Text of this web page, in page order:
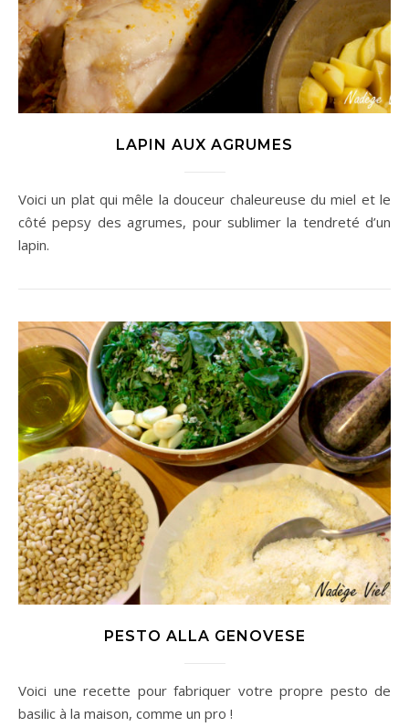
LAPIN AUX AGRUMES
Voici un plat qui mêle la douceur chaleureuse du miel et le
côté pepsy des agrumes, pour sublimer la tendreté d’un
lapin.
PESTO ALLA GENOVESE
Voici une recette pour fabriquer votre propre pesto de
basilic à la maison, comme un pro !